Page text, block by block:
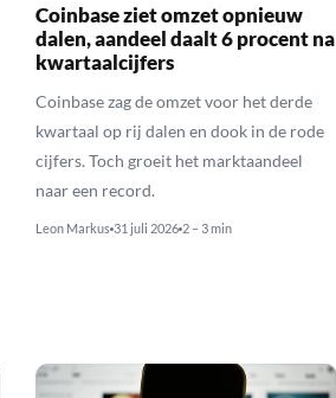
Coinbase ziet omzet opnieuw
dalen, aandeel daalt 6 procent na
kwartaalcijfers
Coinbase zag de omzet voor het derde
kwartaal op rij dalen en dook in de rode
cijfers. Toch groeit het marktaandeel
naar een record.
Leon Markus 31 juli 2026 2 – 3 min